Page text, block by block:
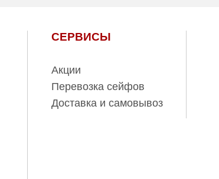
СЕРВИСЫ
Акции
Перевозка сейфов
Доставка и самовывоз